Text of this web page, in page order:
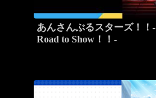
あんさんぶるスターズ！！-
Road to Show！！-